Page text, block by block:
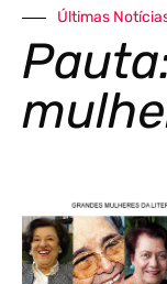
Últimas